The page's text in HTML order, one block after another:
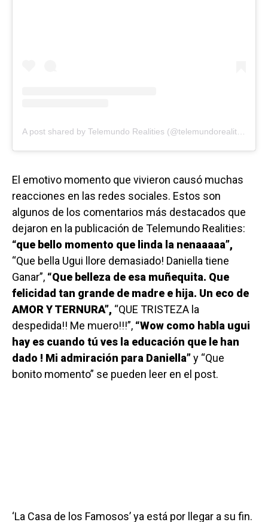
El emotivo momento que vivieron causó muchas
reacciones en las redes sociales. Estos son
algunos de los comentarios más destacados que
dejaron en la publicación de Telemundo Realities:
“que bello momento que linda la nenaaaaa”,
“Que bella Ugui llore demasiado! Daniella tiene
Ganar”, “Que belleza de esa muñequita. Que
felicidad tan grande de madre e hija. Un eco de
AMOR Y TERNURA”, “QUE TRISTEZA la
despedida!! Me muero!!!”, “Wow como habla ugui
hay es cuando tú ves la educación que le han
dado ! Mi admiración para Daniella”y “Que
bonito momento” se pueden leer en el post.
‘La Casa de los Famosos’ ya está por llegar a su fin.